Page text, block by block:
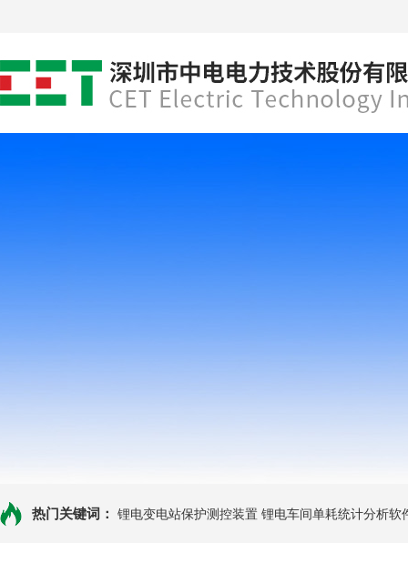
热门关键词： 锂电变电站保护测控装置 锂电车间单耗统计分析软